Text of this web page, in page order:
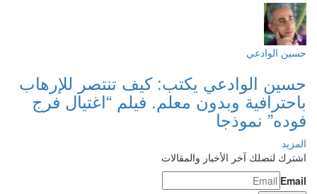
حسين الوادعي
حسين الوادعي يكتب: كيف تنتصر للإرهاب
باحترافية وبدون معلم. فيلم “اغتيال فرج
فوده” نموذجا
المزيد
اشترك لتصلك آخر الأخبار والمقالات
Email